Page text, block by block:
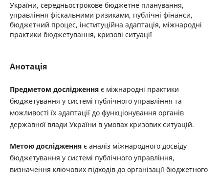
України, середньострокове бюджетне планування,
управління фіскальними ризиками, публічні фінанси,
бюджетний процес, інституційна адаптація, міжнародні
практики бюджетування, кризові ситуації
Анотація
Предметом дослідженняє міжнародні практики
бюджетування у системі публічного управління та
можливості їх адаптації до функціонування органів
державної влади України в умовах кризових ситуацій.
Метою дослідженняє аналіз міжнародного досвіду
бюджетування у системі публічного управління,
визначення ключових підходів до організації бюджетного